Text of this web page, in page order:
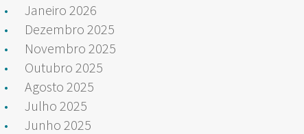
Janeiro 2026
Dezembro 2025
Novembro 2025
Outubro 2025
Agosto 2025
Julho 2025
Junho 2025